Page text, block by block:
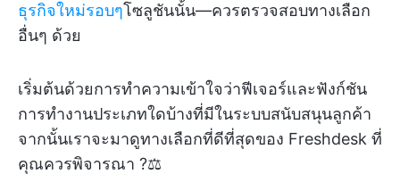
ธุรกิจใหม่รอบๆโซลูชันนั้น—ควรตรวจสอบทางเลือก
อื่นๆ ด้วย
เริ่มต้นด้วยการทำความเข้าใจว่าฟีเจอร์และฟังก์ชัน
การทำงานประเภทใดบ้างที่มีในระบบสนับสนุนลูกค้า
จากนั้นเราจะมาดูทางเลือกที่ดีที่สุดของ Freshdesk ที่
คุณควรพิจารณา ?⚖️